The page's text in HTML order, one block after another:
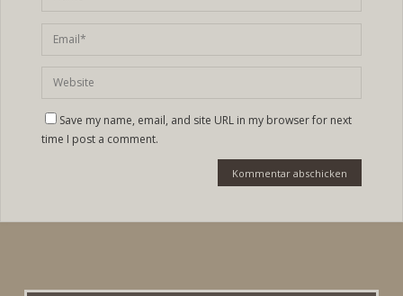
Save my name, email, and site URL in my browser for next
time I post a comment.